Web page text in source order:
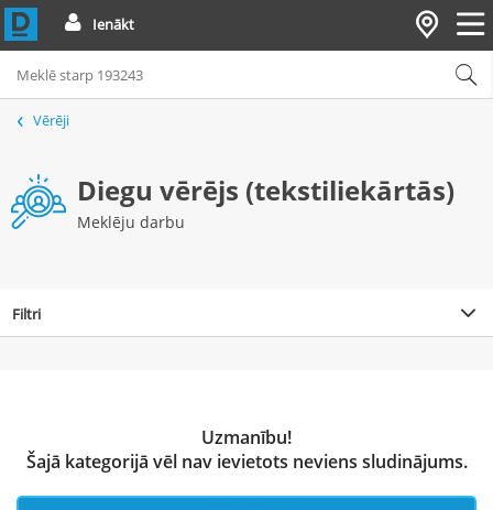
Ienākt
Vērēji
Diegu vērējs (tekstiliekārtās)
Meklēju darbu
Filtri
Uzmanību!
Šajā kategorijā vēl nav ievietots neviens sludinājums.